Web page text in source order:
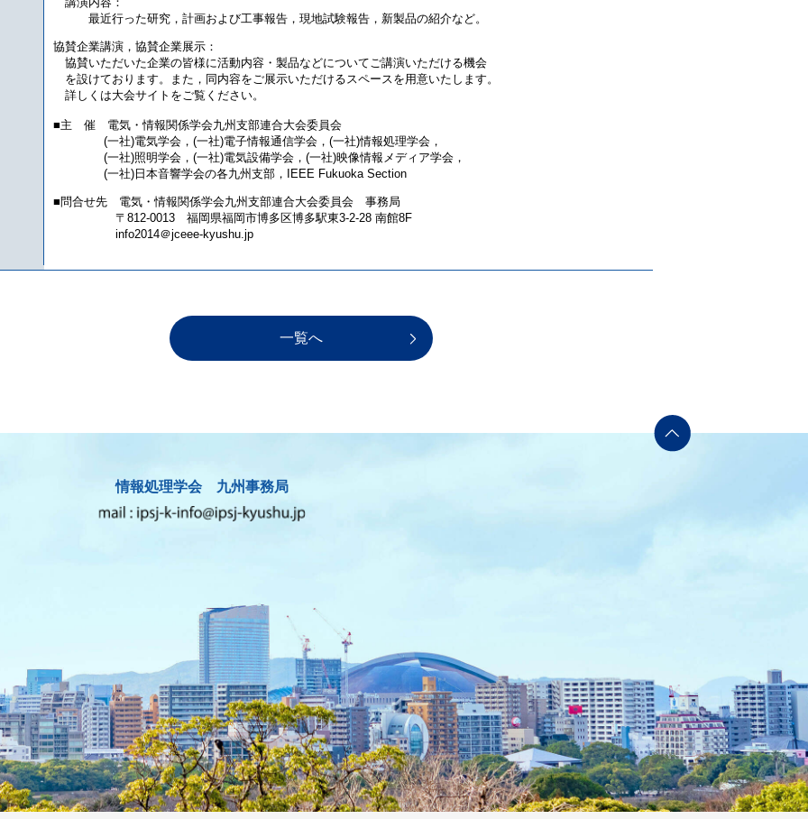
最近行った研究，計画および工事報告，現地試験報告，新製品の紹介など。
協賛企業講演，協賛企業展示：
協賛いただいた企業の皆様に活動内容・製品などについてご講演いただける機会
を設けております。また，同内容をご展示いただけるスペースを用意いたします。
詳しくは大会サイトをご覧ください。
■主 催 電気・情報関係学会九州支部連合大会委員会
(一社)電気学会，(一社)電子情報通信学会，(一社)情報処理学会，
(一社)照明学会，(一社)電気設備学会，(一社)映像情報メディア学会，
(一社)日本音響学会の各九州支部，IEEE Fukuoka Section
■問合せ先 電気・情報関係学会九州支部連合大会委員会 事務局
〒812-0013 福岡県福岡市博多区博多駅東3-2-28 南館8F
info2014＠jceee-kyushu.jp
一覧へ
情報処理学会 九州事務局